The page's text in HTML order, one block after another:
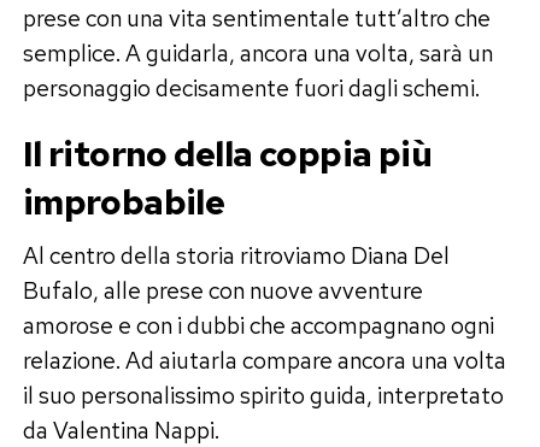
prese con una vita sentimentale tutt’altro che
semplice. A guidarla, ancora una volta, sarà un
personaggio decisamente fuori dagli schemi.
Il ritorno della coppia più
improbabile
Al centro della storia ritroviamo Diana Del
Bufalo, alle prese con nuove avventure
amorose e con i dubbi che accompagnano ogni
relazione. Ad aiutarla compare ancora una volta
il suo personalissimo spirito guida, interpretato
da Valentina Nappi.